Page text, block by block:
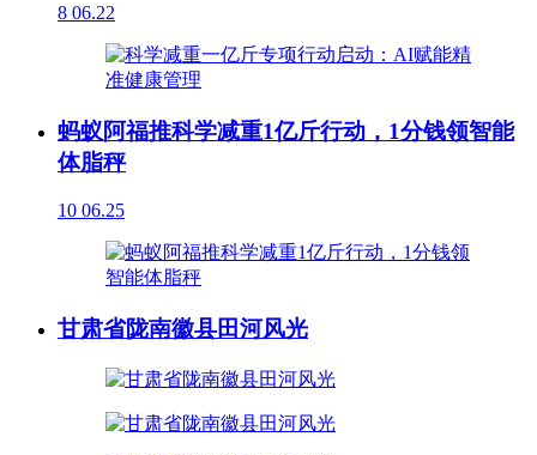
8 06.22
蚂蚁阿福推科学减重1亿斤行动，1分钱领智能
体脂秤
10 06.25
甘肃省陇南徽县田河风光